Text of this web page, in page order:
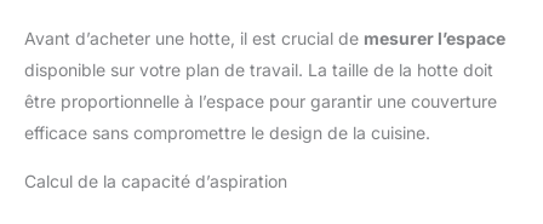
Avant d’acheter une hotte, il est crucial de mesurer l’espace
disponible sur votre plan de travail. La taille de la hotte doit
être proportionnelle à l’espace pour garantir une couverture
efficace sans compromettre le design de la cuisine.
Calcul de la capacité d’aspiration